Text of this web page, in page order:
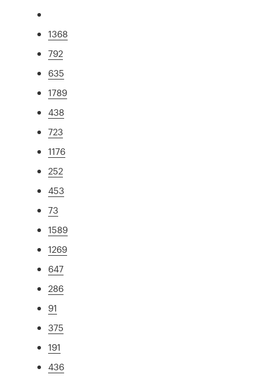
1368
792
635
1789
438
723
1176
252
453
73
1589
1269
647
286
91
375
191
436